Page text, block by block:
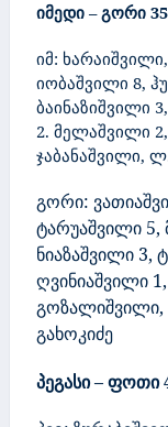
იმედი – გორი
იმ:
იობაშვილი 8,
ბაინაზიშვილი
2. მელაშვილი
ჯაბანაშვილი,
გორი:
ტარუაშვილი
ნიაზაშვილი 3,
ღვინიაშვილი
გოზალიშვილი,
გახოკიძე
პეგასი – ფოთი